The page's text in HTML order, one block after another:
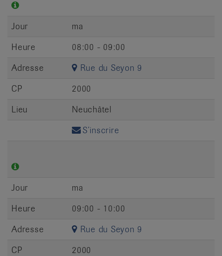
Jour
ma
Heure
08:00 - 09:00
Adresse
Rue du Seyon 9
CP
2000
Lieu
Neuchâtel
S’inscrire
Jour
ma
Heure
09:00 - 10:00
Adresse
Rue du Seyon 9
CP
2000